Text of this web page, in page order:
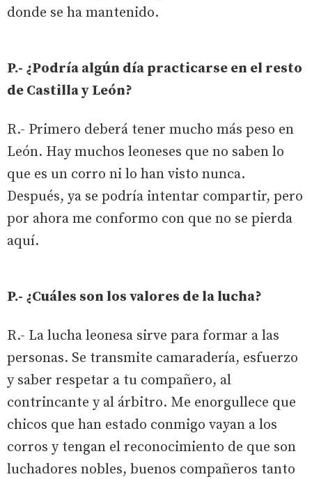
donde se ha mantenido.
P.- ¿Podría algún día practicarse en el resto
de Castilla y León?
R.- Primero deberá tener mucho más peso en
León. Hay muchos leoneses que no saben lo
que es un corro ni lo han visto nunca.
Después, ya se podría intentar compartir, pero
por ahora me conformo con que no se pierda
aquí.
P.- ¿Cuáles son los valores de la lucha?
R.- La lucha leonesa sirve para formar a las
personas. Se transmite camaradería, esfuerzo
y saber respetar a tu compañero, al
contrincante y al árbitro. Me enorgullece que
chicos que han estado conmigo vayan a los
corros y tengan el reconocimiento de que son
luchadores nobles, buenos compañeros tanto